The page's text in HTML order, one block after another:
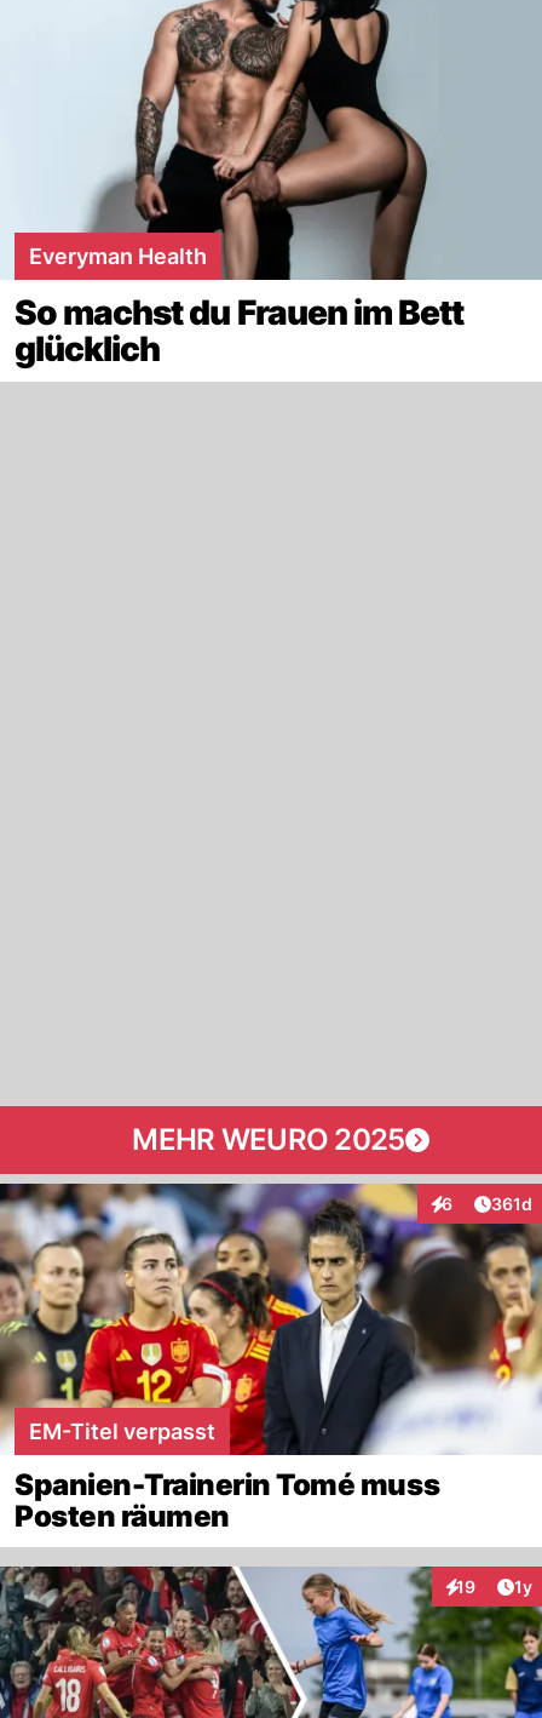
Everyman Health
So machst du Frauen im Bett
glücklich
MEHR WEURO 2025
6
Interaktionen
361d
EM-Titel verpasst
Spanien-Trainerin Tomé muss
Posten räumen
19 1y